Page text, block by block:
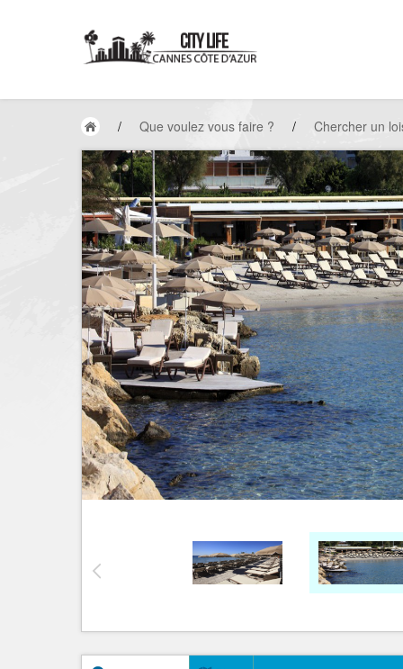
/ Que voulez vous faire ? / Chercher un